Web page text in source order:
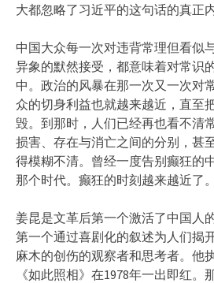
大都忽略了习近平的这句话的真正
中国大众每一次对违背常理但看似
异象的默然接受，都意味着对常识
中。政治的风暴在那一次又一次对
众的切身利益也就越来越近，直至
毁。到那时，人们已经再也看不清
损害、存在与消亡之间的分别，甚
得模糊不清。曾经一度告别癫狂的
那个时代。癫狂的时刻越来越近了。
姜昆是文革后第一个激活了中国人
第一个通过喜剧化的叙述为人们揭
麻木的创伤的观察者和思考者。他
《如此照相》在1978年一出即红。